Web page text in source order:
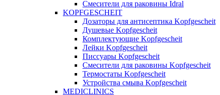
Смеcители для раковины Idral
KOPFGESCHEIT
Дозаторы для антисептика Kopfgescheit
Душевые Kopfgescheit
Комплектующие Kopfgescheit
Лейки Kopfgescheit
Писсуары Kopfgescheit
Смесители для раковины Kopfgescheit
Термостаты Kopfgescheit
Устройства смыва Kopfgescheit
MEDICLINICS